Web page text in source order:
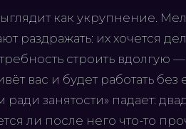
как укрупнение.
раздражать: их хочется
строить вдолгую
вас и будет работать
занятости» падает:
ли после него что-то